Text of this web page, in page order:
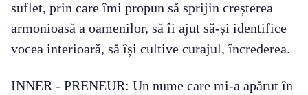
suflet, prin care îmi propun să sprijin creșterea
armonioasă a oamenilor, să îi ajut să-și identifice
vocea interioară, să își cultive curajul, încrederea.
INNER - PRENEUR: Un nume care mi-a apărut în